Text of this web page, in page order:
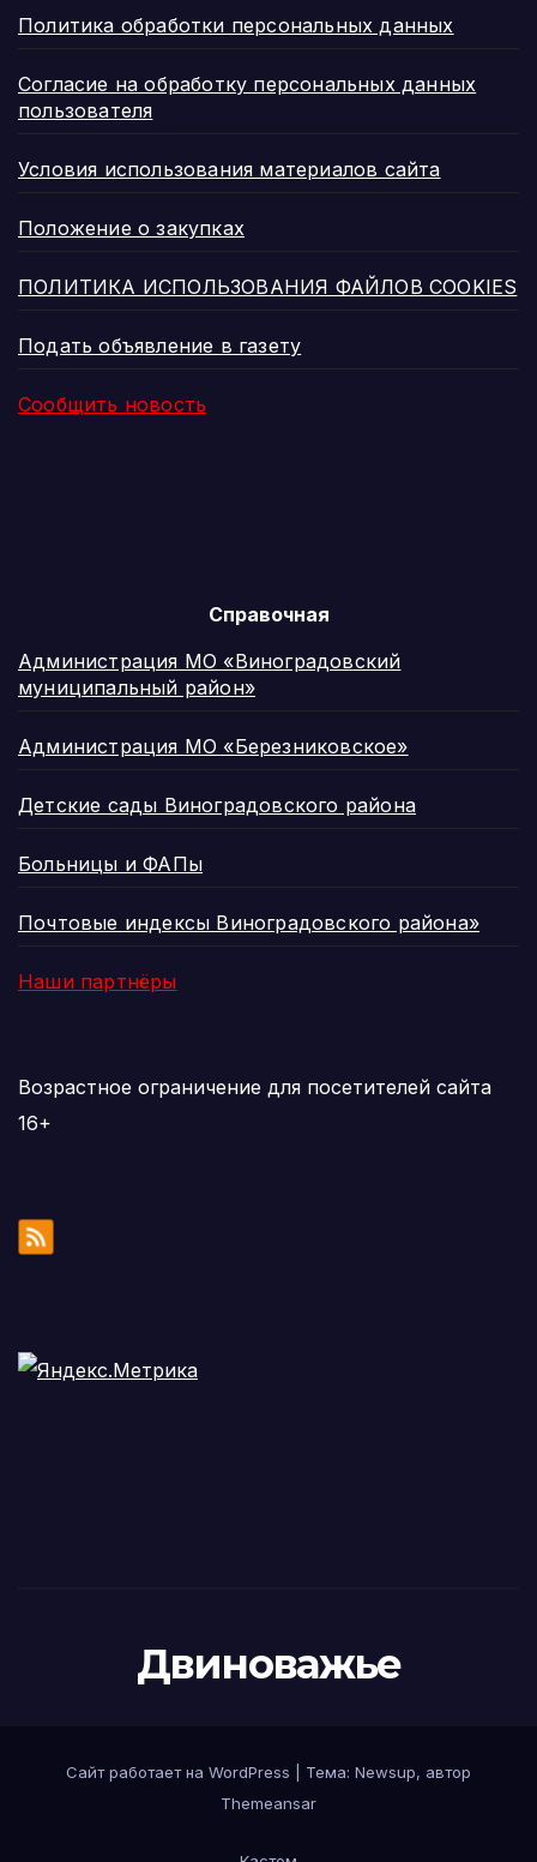
Политика обработки персональных данных
Согласие на обработку персональных данных
пользователя
Условия использования материалов сайта
Положение о закупках
ПОЛИТИКА ИСПОЛЬЗОВАНИЯ ФАЙЛОВ COOKIES
Подать объявление в газету
Сообщить новость
Справочная
Администрация МО «Виноградовский
муниципальный район»
Администрация МО «Березниковское»
Детские сады Виноградовского района
Больницы и ФАПы
Почтовые индексы Виноградовского района»
Наши партнёры
Возрастное ограничение для посетителей сайта
16+
Двиноважье
Сайт работает на WordPress Тема: Newsup, автор
Themeansar